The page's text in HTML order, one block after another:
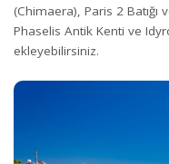
(Chimaera), Paris 2 Batığı
Phaselis Antik Kenti ve
ekleyebilirsiniz.